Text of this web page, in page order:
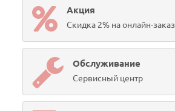
Акция
Скидка 2% на онлайн-заказ
Обслуживание
Сервисный центр